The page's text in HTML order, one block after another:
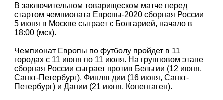
В заключительном товарищеском матче перед
стартом чемпионата Европы-2020 сборная России
5 июня в Москве сыграет с Болгарией, начало в
18:00 (мск).
Чемпионат Европы по футболу пройдет в 11
городах с 11 июня по 11 июля. На групповом этапе
сборная России сыграет против Бельгии (12 июня,
Санкт-Петербург), Финляндии (16 июня, Санкт-
Петербург) и Дании (21 июня, Копенгаген).